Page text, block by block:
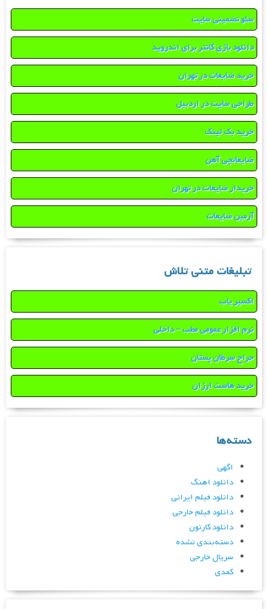
سئو تضمینی سایت
دانلود بازی کانتر برای اندروید
خرید ضایعات در تهران
طراحی سایت در اردبیل
خرید بک لینک
ضایعاتچی آهن
خریدار ضایعات در تهران
آرمین ضایعات
تبلیغات متنی تلاش
اکسیر یاب
نرم افزار عمومی مطب – داخلی
جراح سرطان پستان
خرید هاست ارزان
دسته‌ها
اگهی
دانلود اهنگ
دانلود فیلم ایرانی
دانلود فیلم خارجی
دانلود کارتون
دسته‌بندی نشده
سریال خارجی
کمدی